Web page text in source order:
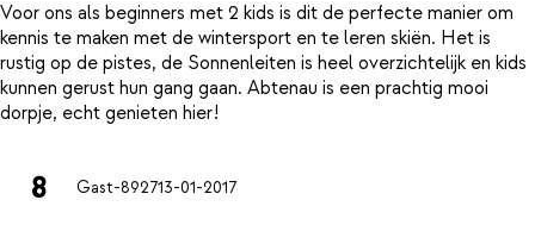
Voor ons als beginners met 2 kids is dit de perfecte manier om
kennis te maken met de wintersport en te leren skiën. Het is
rustig op de pistes, de Sonnenleiten is heel overzichtelijk en kids
kunnen gerust hun gang gaan. Abtenau is een prachtig mooi
8 Gast-892713-01-2017